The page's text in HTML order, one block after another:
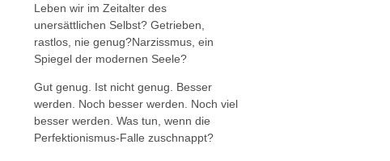
Leben wir im Zeitalter des
unersättlichen Selbst? Getrieben,
rastlos, nie genug?Narzissmus, ein
Spiegel der modernen Seele?
Gut genug. Ist nicht genug. Besser
werden. Noch besser werden. Noch viel
besser werden. Was tun, wenn die
Perfektionismus-Falle zuschnappt?